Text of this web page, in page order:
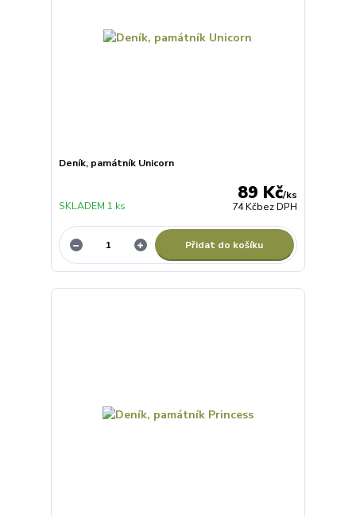
Deník, památník Unicorn
89 Kč/ks
74 Kčbez DPH
SKLADEM 1 ks
Přidat do košíku